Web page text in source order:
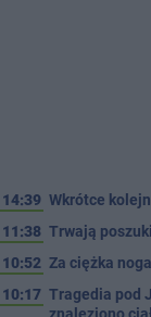
14:39 Wkrótce
11:38 Trwają
10:52 Za ciężka
10:17 Tragedia pod
znaleziono